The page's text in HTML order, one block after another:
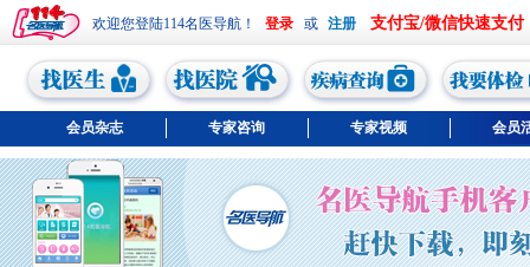
欢迎您登陆114名医导航！ 或 支付宝/微信快速支付
会员杂志 专家咨询 专家视频 会员